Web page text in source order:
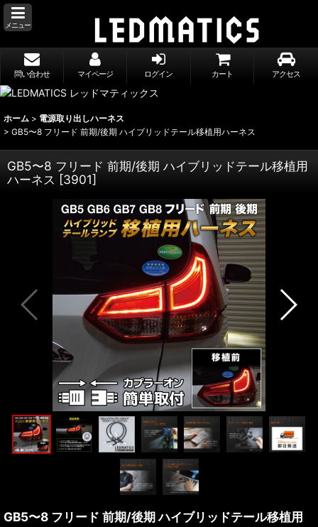
メニュー
問い合わせ マイページ ログイン カート アクセス
ホーム > 電源取り出しハーネス
> GB5〜8 フリード 前期/後期 ハイブリッドテール移植用ハーネス
GB5〜8 フリード 前期/後期 ハイブリッドテール移植用
ハーネス [3901]
GB5〜8 フリード 前期/後期 ハイブリッドテール移植用